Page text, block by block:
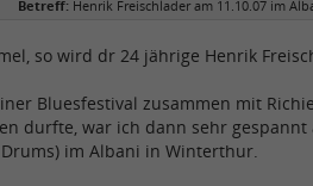
Betreff: Henrik Freischlader am 11.10.07 im
so wird dr 24 jährige Henrik
Bluesfestival zusammen mit
durfte, war ich dann sehr
im Albani in Winterthur.